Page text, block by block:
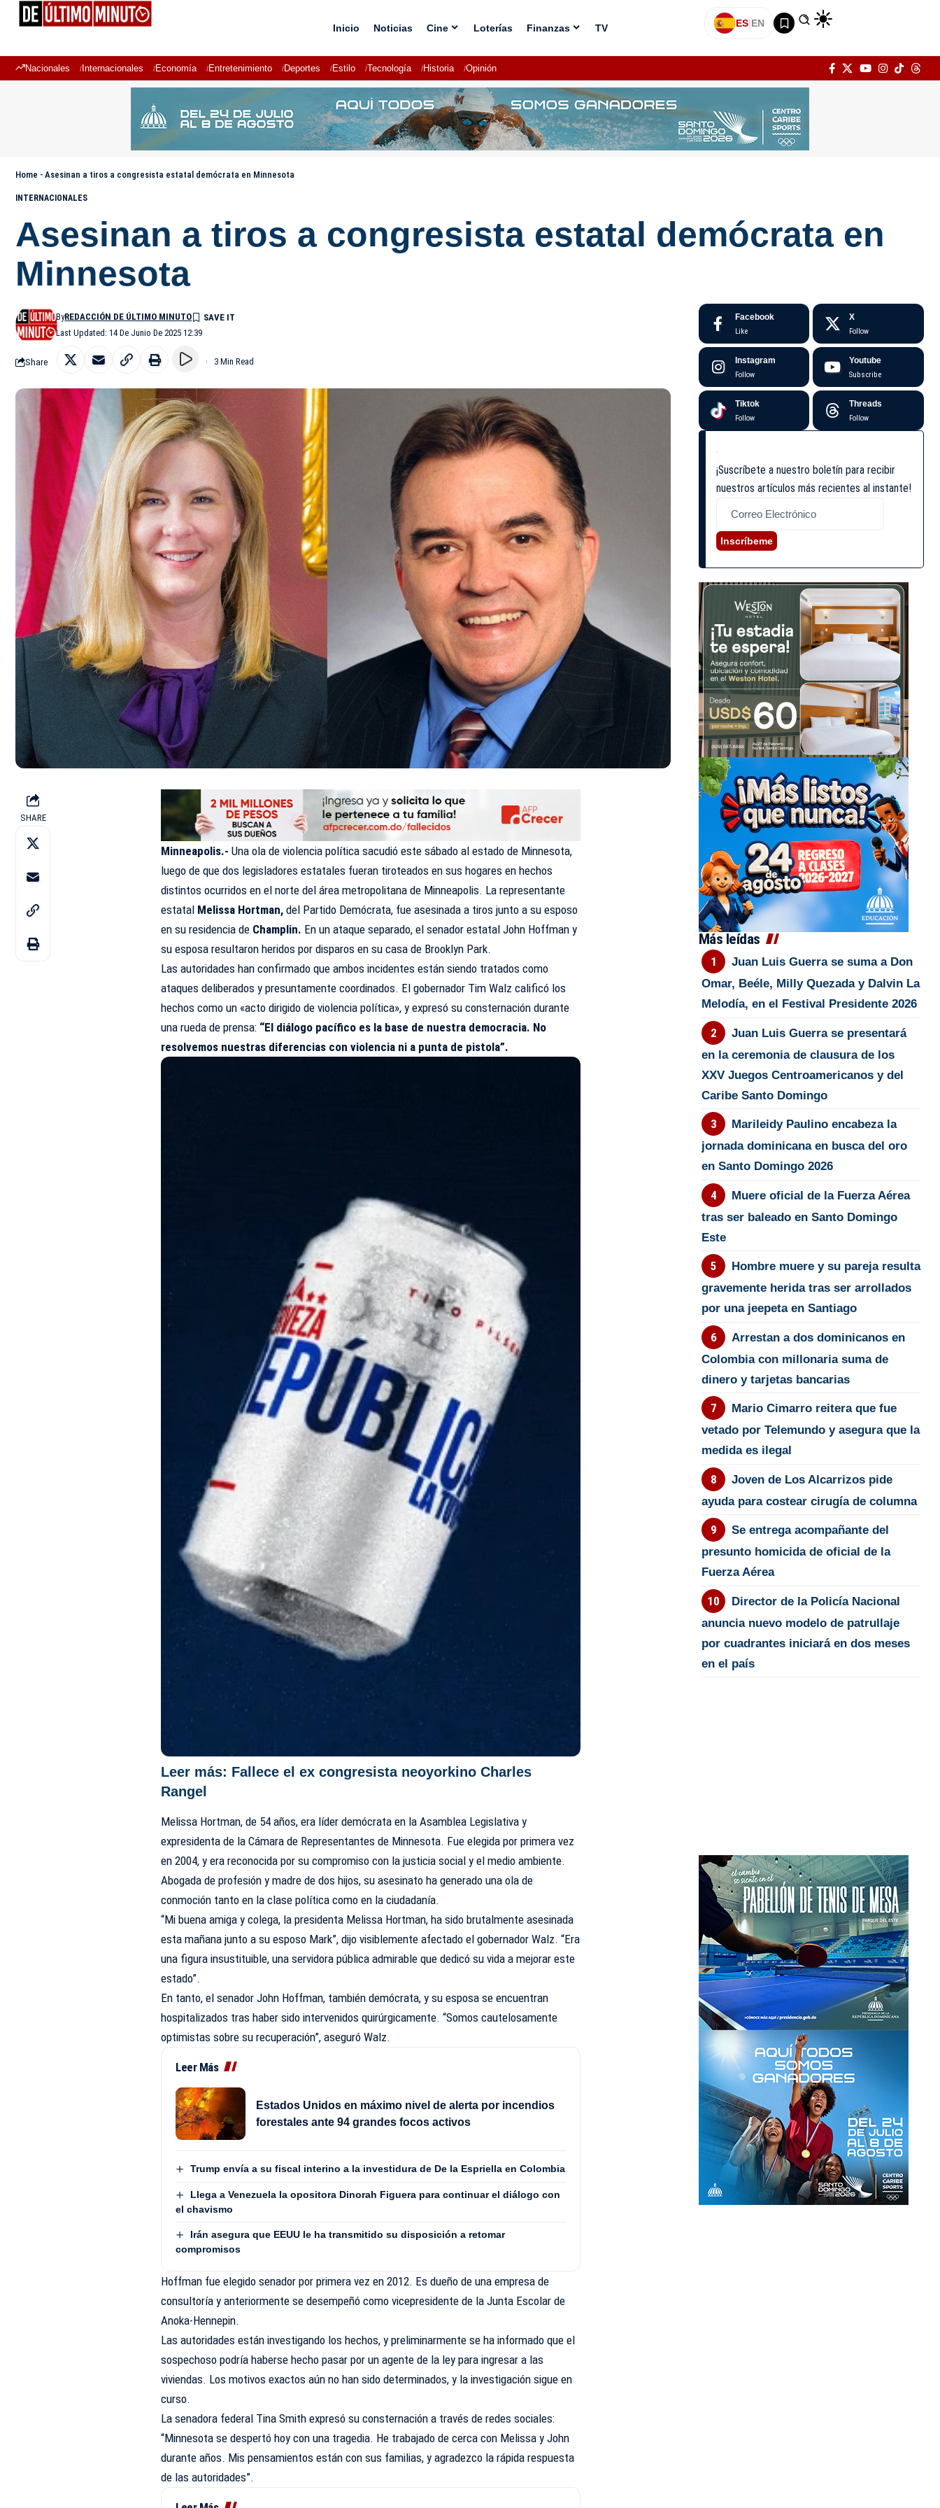
Inicio Noticias Cine Loterías Finanzas TV ES|EN
Nacionales Internacionales Economía Entretenimiento Deportes Estilo Tecnología Historia Opinión
Home - Asesinan a tiros a congresista estatal demócrata en Minnesota
INTERNACIONALES
Asesinan a tiros a congresista estatal demócrata en
Minnesota
Last Updated: 14 De Junio De 2025 12:39
ByREDACCIÓN DE ÚLTIMO MINUTO
Share 3 Min Read
SHARE
Minneapolis.- Una ola de violencia política sacudió este sábado al estado de Minnesota,
luego de que dos legisladores estatales fueran tiroteados en sus hogares en hechos
distintos ocurridos en el norte del área metropolitana de Minneapolis. La representante
estatal Melissa Hortman, del Partido Demócrata, fue asesinada a tiros junto a su esposo
en su residencia de Champlin. En unataqueseparado, el senador estatal John Hoffman y
su esposa resultaron heridos por disparos en su casa de Brooklyn Park.
Las autoridades han confirmado que ambos incidentes están siendo tratados como
ataques deliberados y presuntamente coordinados. El gobernador Tim Walz calificó los
hechos como un «acto dirigido de violencia política», y expresó su consternación durante
una rueda de prensa: “El diálogo pacífico es la base de nuestra democracia. No
resolvemos nuestras diferencias con violencia ni a punta de pistola”.
Leer más: Fallece el ex congresista neoyorkino Charles
Rangel
Melissa Hortman, de 54 años, era líder demócrata en la Asamblea Legislativa y
expresidenta de la Cámara de Representantes de Minnesota. Fue elegida por primera vez
en 2004, y era reconocida por su compromiso con la justicia social y el medio ambiente.
Abogada de profesión y madre de dos hijos, su asesinato ha generado una ola de
conmoción tanto en la clase política como en la ciudadanía.
“Mi buena amiga y colega, la presidenta Melissa Hortman, ha sido brutalmente asesinada
esta mañana junto a su esposo Mark”, dijo visiblemente afectado el gobernador Walz. “Era
una figura insustituible, una servidora pública admirable que dedicó su vida a mejorar este
estado”.
En tanto, el senador John Hoffman, también demócrata, y su esposa se encuentran
hospitalizados tras haber sido intervenidos quirúrgicamente. “Somos cautelosamente
optimistas sobre su recuperación”, aseguró Walz.
Leer Más
Estados Unidos en máximo nivel de alerta por incendios
forestales ante 94 grandes focos activos
Trump envía a su fiscal interino a la investidura de De la Espriella en Colombia
Llega a Venezuela la opositora Dinorah Figuera para continuar el diálogo con
el chavismo
Irán asegura que EEUU le ha transmitido su disposición a retomar
compromisos
Hoffman fue elegido senador por primera vez en 2012. Es dueño de una empresa de
consultoría y anteriormente se desempeñó como vicepresidente de la Junta Escolar de
Anoka-Hennepin.
Las autoridades están investigando los hechos, y preliminarmente se ha informado que el
sospechoso podría haberse hecho pasar por un agente de la ley para ingresar a las
viviendas. Los motivos exactos aún no han sido determinados, y la investigación sigue en
curso.
La senadora federal Tina Smith expresó su consternación a través de redes sociales:
“Minnesota se despertó hoy con una tragedia. He trabajado de cerca con Melissa y John
durante años. Mis pensamientos están con sus familias, y agradezco la rápida respuesta
de las autoridades”.
Facebook
Like
X
Follow
Instagram
Follow
Youtube
Subscribe
Tiktok
Follow
Threads
Follow
¡Suscríbete a nuestro boletín para recibir
nuestros artículos más recientes al instante!
Inscríbeme
Más leídas
Juan Luis Guerra se suma a Don
Omar, Beéle, Milly Quezada y Dalvin La
Melodía, en el Festival Presidente 2026
Juan Luis Guerra se presentará
en la ceremonia de clausura de los
XXV Juegos Centroamericanos y del
Caribe Santo Domingo
Marileidy Paulino encabeza la
jornada dominicana en busca del oro
en Santo Domingo 2026
Muere oficial de la Fuerza Aérea
tras ser baleado en Santo Domingo
Este
Hombre muere y su pareja resulta
gravemente herida tras ser arrollados
por una jeepeta en Santiago
Arrestan a dos dominicanos en
Colombia con millonaria suma de
dinero y tarjetas bancarias
Mario Cimarro reitera que fue
vetado por Telemundo y asegura que la
medida es ilegal
Joven de Los Alcarrizos pide
ayuda para costear cirugía de columna
Se entrega acompañante del
presunto homicida de oficial de la
Fuerza Aérea
Director de la Policía Nacional
anuncia nuevo modelo de patrullaje
por cuadrantes iniciará en dos meses
en el país